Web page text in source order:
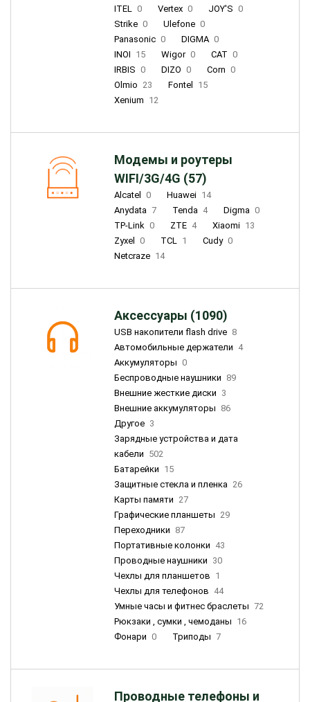
ITEL 0 Vertex 0 JOY'S 0
Strike 0 Ulefone 0
Panasonic 0 DIGMA 0
INOI 15 Wigor 0 CAT 0
IRBIS 0 DIZO 0 Corn 0
Olmio 23 Fontel
15
Xenium 12
Модемы и роутеры
WIFI/3G/4G (57)
Alcatel 0 Huawei 14
Anydata 7 Tenda 4 Digma 0
TP-Link 0 ZTE 4 Xiaomi 13
Zyxel
0 TCL 1 Cudy 0
Netcraze 14
Аксессуары (1090)
USB накопители flash drive 8
Автомобильные держатели 4
Аккумуляторы 0
Беспроводные наушники 89
Внешние жесткие диски 3
Внешние аккумуляторы 86
Другое 3
Зарядные устройства и дата
кабели 502
Батарейки 15
Защитные стекла и пленка 26
Карты памяти 27
Графические планшеты 29
Переходники 87
Портативные колонки 43
Проводные наушники 30
Чехлы для планшетов 1
Чехлы для телефонов 44
Умные часы и фитнес браслеты 72
Рюкзаки , сумки , чемоданы 16
Фонари 0 Триподы 7
Проводные телефоны и